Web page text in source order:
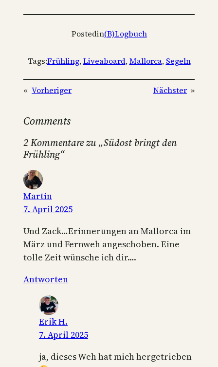
Postedin(B)Logbuch
Tags:Frühling, Liveaboard, Mallorca, Segeln
« Vorheriger Nächster »
Comments
2 Kommentare zu „Südost bringt den
Frühling“
Martin
7. April 2025
Und Zack…Erinnerungen an Mallorca im
März und Fernweh angeschoben. Eine
tolle Zeit wünsche ich dir….
Antworten
Erik H.
7. April 2025
ja, dieses Weh hat mich hergetrieben